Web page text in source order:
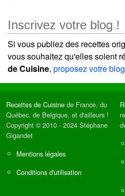
Inscrivez votre blog !
Si vous publiez des recettes
vous souhaitez qu'elles soient
de Cuisine, proposez votre blog
Recettes de Cuisine de France, du
Québec, de Belgique, et d'ailleurs !
Copyright © 2010 - 2024 Stéphane
Gigandet
Mentions légales
Conditions d'utilisation